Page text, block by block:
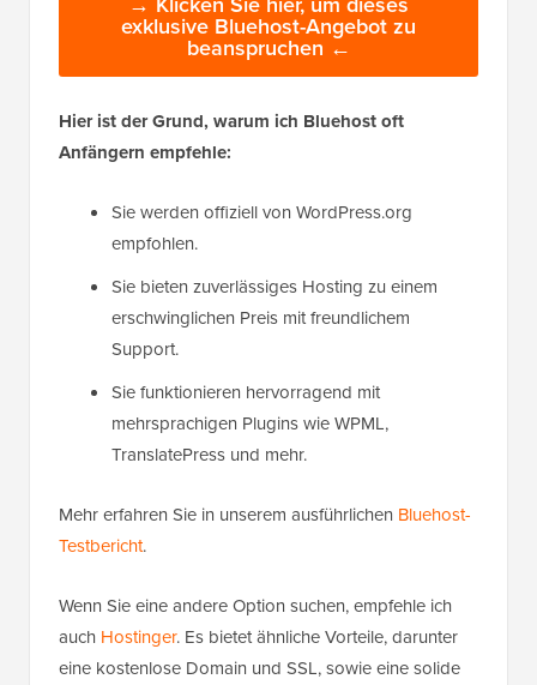
exklusive Bluehost-Angebot zu
beanspruchen ←
Hier ist der Grund, warum ich Bluehost oft
Anfängern empfehle:
Sie werden offiziell von WordPress.org
empfohlen.
Sie bieten zuverlässiges Hosting zu einem
erschwinglichen Preis mit freundlichem
Support.
Sie funktionieren hervorragend mit
mehrsprachigen Plugins wie WPML,
TranslatePress und mehr.
Mehr erfahren Sie in unserem ausführlichen Bluehost-
Testbericht.
Wenn Sie eine andere Option suchen, empfehle ich
auch Hostinger. Es bietet ähnliche Vorteile, darunter
eine kostenlose Domain und SSL, sowie eine solide